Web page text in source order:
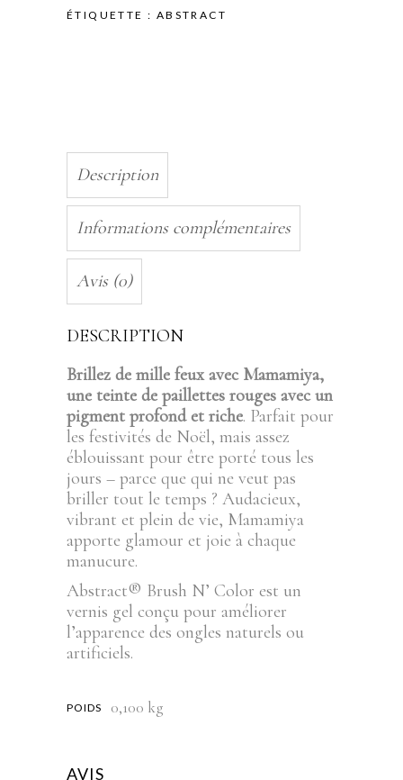
ÉTIQUETTE : ABSTRACT
Description
Informations complémentaires
Avis (0)
DESCRIPTION
Brillez de mille feux avec Mamamiya,
une teinte de paillettes rouges avec un
pigment profond et riche. Parfait pour
les festivités de Noël, mais assez
éblouissant pour être porté tous les
jours – parce que qui ne veut pas
briller tout le temps ? Audacieux,
vibrant et plein de vie, Mamamiya
apporte glamour et joie à chaque
manucure.
Abstract® Brush N’ Color est un
vernis gel conçu pour améliorer
l’apparence des ongles naturels ou
artificiels.
POIDS 0,100 kg
AVIS